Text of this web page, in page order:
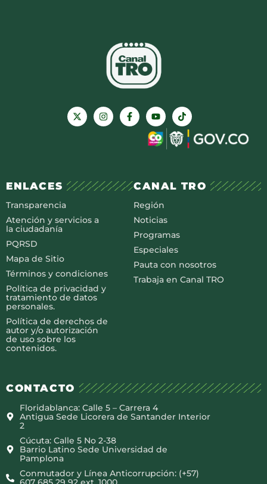
ENLACES
Transparencia
Atención y servicios a
la ciudadanía
PQRSD
Mapa de Sitio
Términos y condiciones
Política de privacidad y
tratamiento de datos
personales.
Política de derechos de
autor y/o autorización
de uso sobre los
contenidos.
CANAL TRO
Región
Noticias
Programas
Especiales
Pauta con nosotros
Trabaja en Canal TRO
CONTACTO
Floridablanca: Calle 5 – Carrera 4
Antigua Sede Licorera de Santander Interior
2
Cúcuta: Calle 5 No 2-38
Barrio Latino Sede Universidad de
Pamplona
Conmutador y Línea Anticorrupción: (+57)